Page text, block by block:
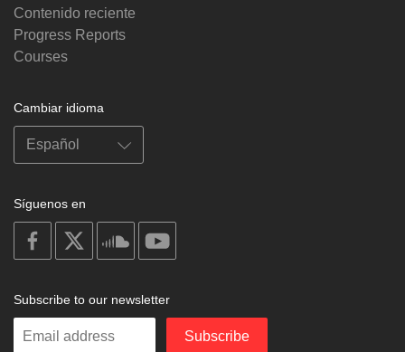
Contenido reciente
Progress Reports
Courses
Cambiar idioma
Síguenos en
on
facebook
soundcloud
Subscribe to our newsletter
Enter
Subscribe